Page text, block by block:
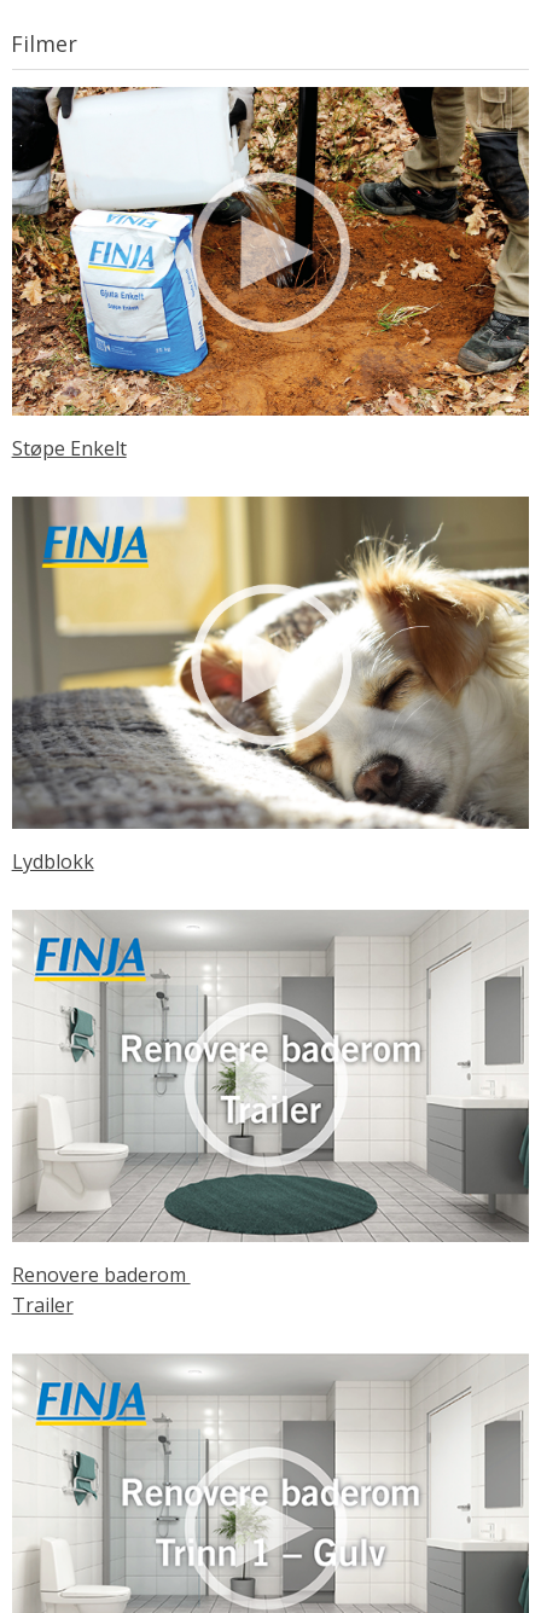
Filmer
Støpe Enkelt
Lydblokk
Renovere baderom
Trailer